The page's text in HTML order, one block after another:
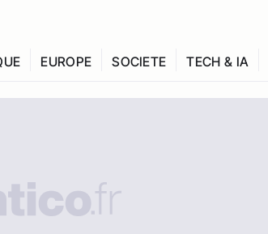
EUROPE SOCIETE TECH & IA